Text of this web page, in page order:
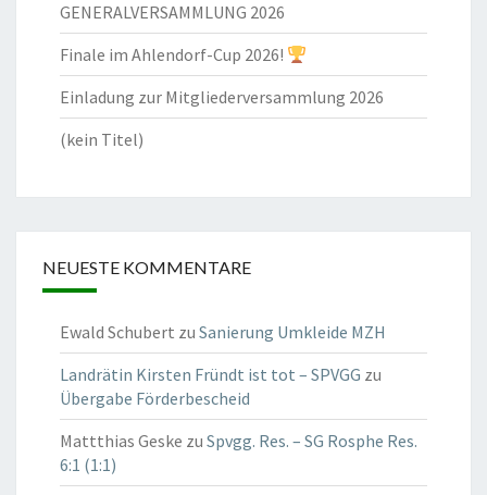
GENERALVERSAMMLUNG 2026
Finale im Ahlendorf-Cup 2026!
Einladung zur Mitgliederversammlung 2026
(kein Titel)
NEUESTE KOMMENTARE
Ewald Schubert zu Sanierung Umkleide MZH
Landrätin Kirsten Fründt ist tot – SPVGG zu
Übergabe Förderbescheid
Mattthias Geske zu Spvgg. Res. – SG Rosphe Res.
6:1 (1:1)